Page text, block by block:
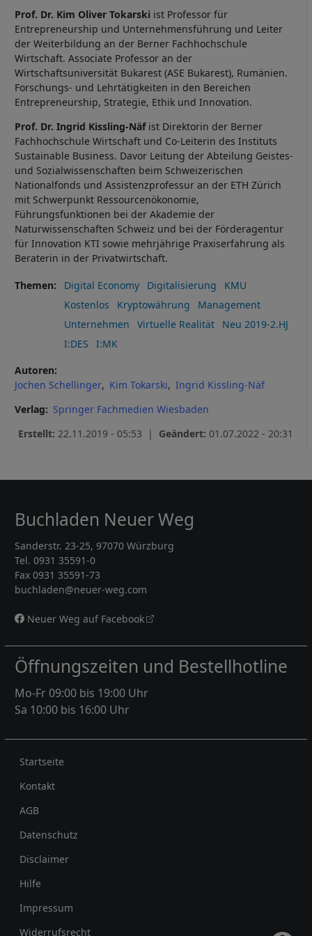
Prof. Dr. Kim Oliver Tokarski ist Professor für
Entrepreneurship und Unternehmensführung und Leiter
der Weiterbildung an der Berner Fachhochschule
Wirtschaft. Associate Professor an der
Wirtschaftsuniversität Bukarest (ASE Bukarest), Rumänien.
Forschungs- und Lehrtätigkeiten in den Bereichen
Entrepreneurship, Strategie, Ethik und Innovation.
Prof. Dr. Ingrid Kissling-Näfist Direktorin der Berner
Fachhochschule Wirtschaft und Co-Leiterin des Instituts
Sustainable Business. Davor Leitung der Abteilung Geistes-
und Sozialwissenschaften beim Schweizerischen
Nationalfonds und Assistenzprofessur an der ETH Zürich
mit Schwerpunkt Ressourcenökonomie,
Führungsfunktionen bei der Akademie der
Naturwissenschaften Schweiz und bei der Förderagentur
für Innovation KTI sowie mehrjährige Praxiserfahrung als
Beraterin in der Privatwirtschaft.
Themen Digital Economy Digitalisierung
KMU
Kostenlos
Kryptowährung
Management
Unternehmen
Virtuelle Realität
Neu 2019-2.HJ
I:DES
I:MK
Autoren
Jochen Schellinger
Kim Tokarski
Ingrid Kissling-Näf
Verlag
Springer Fachmedien Wiesbaden
Erstellt: 22.11.2019 - 05:53 | Geändert: 01.07.2022 - 20:31
Buchladen Neuer Weg
Sanderstr. 23-25, 97070 Würzburg
Tel. 0931 35591-0
Fax 0931 35591-73
buchladen@neuer-weg.com
Neuer Weg auf Facebook
Öffnungszeiten und Bestellhotline
Mo-Fr 09:00 bis 19:00 Uhr
Sa 10:00 bis 16:00 Uhr
Rechtliches
Startseite
Kontakt
AGB
Datenschutz
Disclaimer
Hilfe
Impressum
Widerrufsrecht